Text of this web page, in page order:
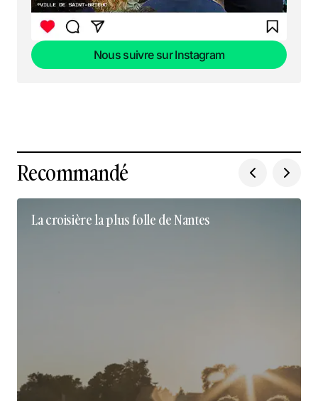
Nous suivre sur Instagram
Recommandé
La croisière la plus folle de Nantes